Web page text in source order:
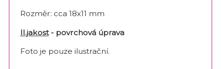
Rozměr: cca 18x11 mm
II.jakost- povrchová úprava
Foto je pouze ilustrační.